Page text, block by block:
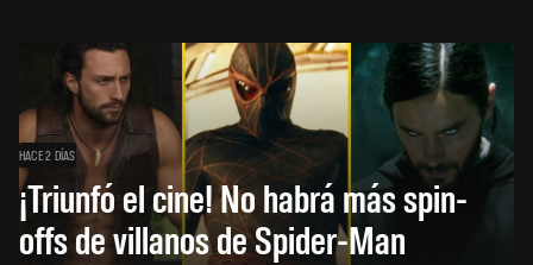
HACE 2 DÍAS
¡Triunfó el cine! No habrá más spin-
offs de villanos de Spider-Man